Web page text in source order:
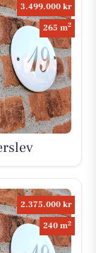
3.499.000 kr
265 m2
2.375.000 kr
240 m2